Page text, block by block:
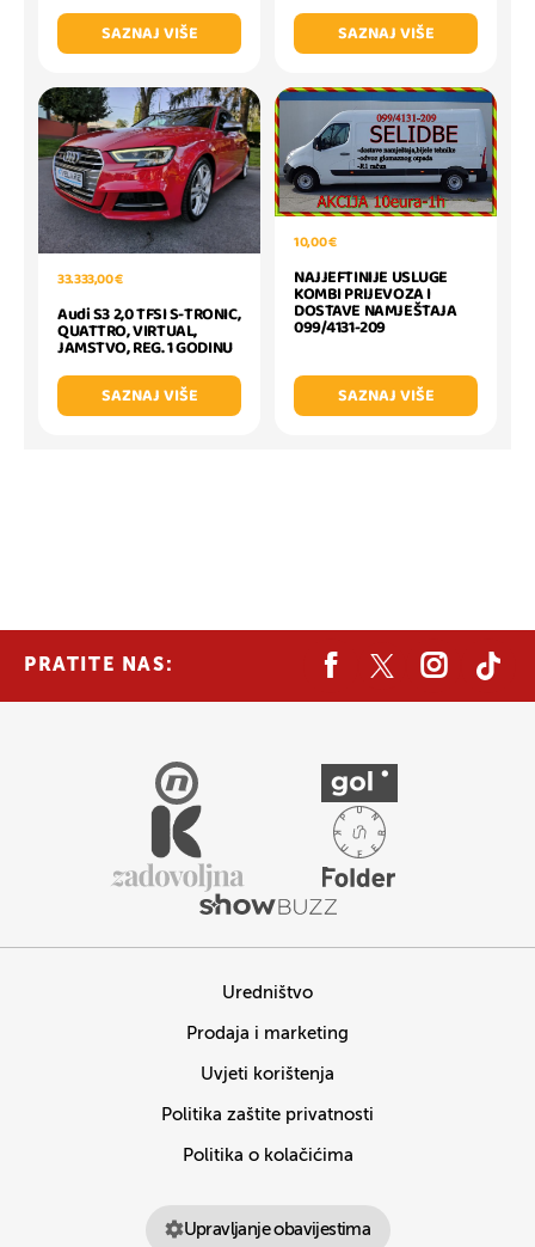
SAZNAJ VIŠE
SAZNAJ VIŠE
33.333,00 €
Audi S3 2,0 TFSI S-TRONIC,
QUATTRO, VIRTUAL,
JAMSTVO, REG. 1 GODINU
SAZNAJ VIŠE
10,00 €
NAJJEFTINIJE USLUGE
KOMBI PRIJEVOZA I
DOSTAVE NAMJEŠTAJA
099/4131-209
SAZNAJ VIŠE
PRATITE NAS:
Uredništvo
Prodaja i marketing
Uvjeti korištenja
Politika zaštite privatnosti
Politika o kolačićima
Upravljanje obavijestima